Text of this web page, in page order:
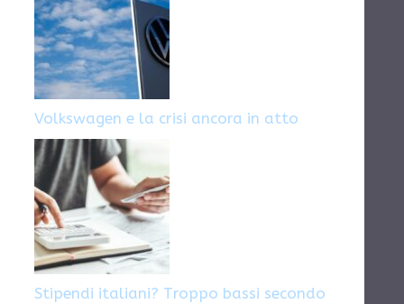
Volkswagen e la crisi ancora in atto
Stipendi italiani? Troppo bassi secondo